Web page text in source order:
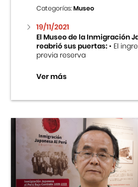
Categorías:Museo
19/11/2021
El Museo de la Inmigración
reabrió sus puertas:• El
previa reserva
Ver más